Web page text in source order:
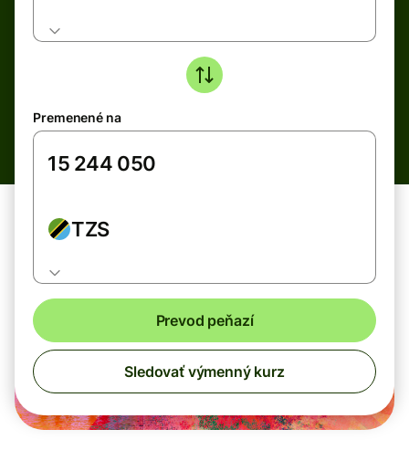
Premenené na
TZS
Prevod peňazí
Sledovať výmenný kurz